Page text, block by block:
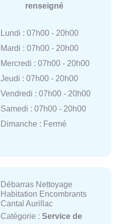
renseigné
Lundi : 07h00 - 20h00
Mardi : 07h00 - 20h00
Mercredi : 07h00 - 20h00
Jeudi : 07h00 - 20h00
Vendredi : 07h00 - 20h00
Samedi : 07h00 - 20h00
Dimanche : Fermé
Débarras Nettoyage
Habitation Encombrants
Cantal Aurillac
Catégorie : Service de